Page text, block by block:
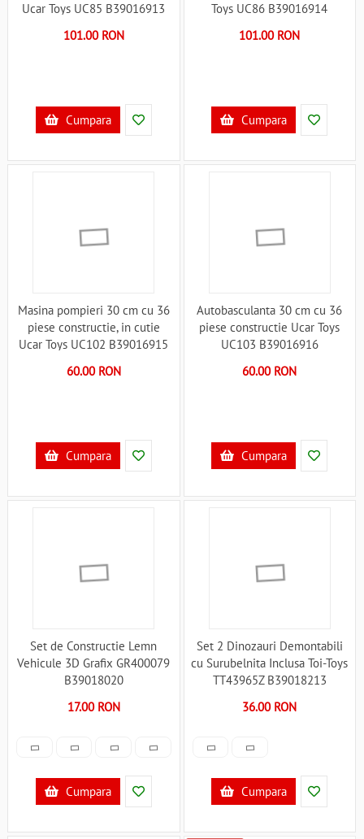
Ucar Toys UC85 B39016913
101.00 RON
Cumpara
Toys UC86 B39016914
101.00 RON
Cumpara
Masina pompieri 30 cm cu 36
piese constructie, in cutie
Ucar Toys UC102 B39016915
60.00 RON
Cumpara
Autobasculanta 30 cm cu 36
piese constructie Ucar Toys
UC103 B39016916
60.00 RON
Cumpara
Set de Constructie Lemn
Vehicule 3D Grafix GR400079
B39018020
17.00 RON
Cumpara
Set 2 Dinozauri Demontabili
cu Surubelnita Inclusa Toi-Toys
TT43965Z B39018213
36.00 RON
Cumpara